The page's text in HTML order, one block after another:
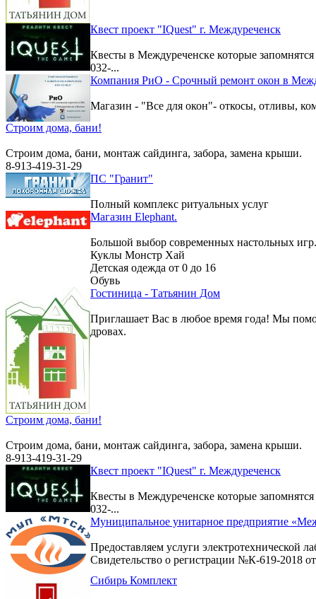
Квест проект "IQuest" г. Междуреченск
Квесты в Междуреченске которые
032-...
Компания РиО - Срочный ремонт окон в
Магазин - "Все для окон"- откосы, отливы,
Строим дома, бани!
Строим дома, бани, монтаж сайдинга, забора, замена крыши.
8-913-419-31-29
ПС "Гранит"
Полный комплекс ритуальных услуг
Магазин Elephant.
Большой выбор современных настольных игр.
Куклы Монстр Хай
Детская одежда от 0 до 16
Обувь
Гостиница - Татьянин Дом
Приглашает Вас в любое время года! Мы
дровах.
Строим дома, бани!
Строим дома, бани, монтаж сайдинга, забора, замена крыши.
8-913-419-31-29
Квест проект "IQuest" г. Междуреченск
Квесты в Междуреченске которые
032-...
Муниципальное унитарное предприятие
Предоставляем услуги электротехнической
Свидетельство о регистрации №К-619-2018 от
Сибирь Комплект